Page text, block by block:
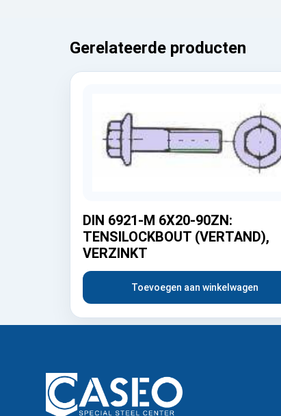
Gerelateerde producten
DIN 6921-M 6X20-90ZN:
TENSILOCKBOUT (VERTAND),
VERZINKT
Toevoegen aan winkelwagen